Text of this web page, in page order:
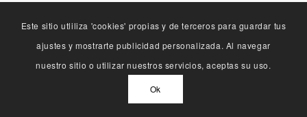
Este sitio utliliza 'cookies' propias y de terceros para guardar tus
ajustes y mostrarte publicidad personalizada. Al navegar
nuestro sitio o utilizar nuestros servicios, aceptas su uso.
Ok